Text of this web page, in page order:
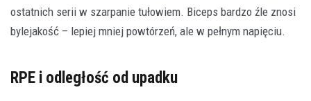
ostatnich serii w szarpanie tułowiem. Biceps bardzo źle znosi
bylejakość – lepiej mniej powtórzeń, ale w pełnym napięciu.
RPE i odległość od upadku